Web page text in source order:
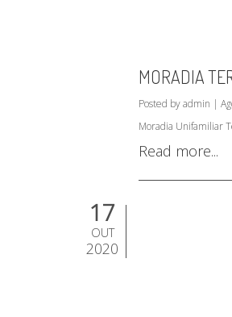
MORADIA
Posted by admin |
Moradia Unifamiliar
Read more...
17
OUT
2020